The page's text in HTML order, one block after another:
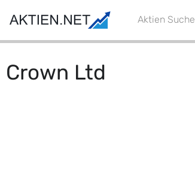
Aktien Suche
Crown Ltd